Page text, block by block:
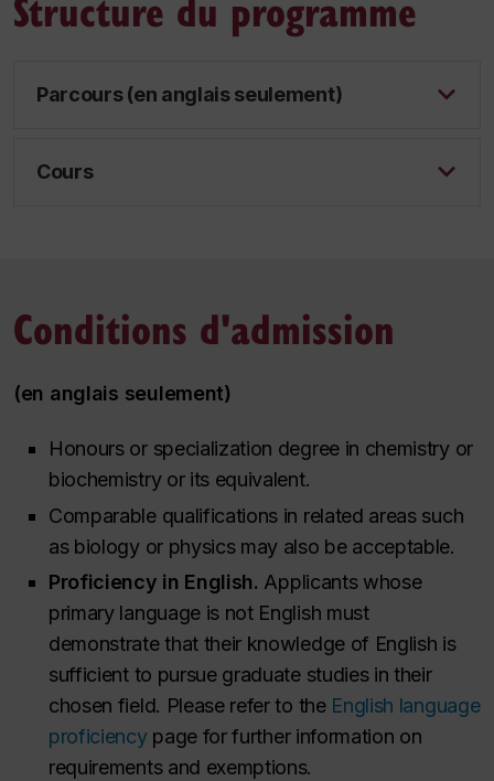
Parcours (en anglais seulement)
Cours
Conditions d'admission
(en anglais seulement)
Honours or specialization degree in chemistry or
biochemistry or its equivalent.
Comparable qualifications in related areas such
as biology or physics may also be acceptable.
Proficiency in English. Applicants whose
primary language is not English must
demonstrate that their knowledge of English is
sufficient to pursue graduate studies in their
chosen field. Please refer to the English language
proficiencypage for further information on
requirements and exemptions.